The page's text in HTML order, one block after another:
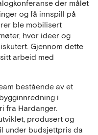
der målet
og få innspill på
ble mobilisert
hvor ideer og
Gjennom dette
arbeid med
bestående av et
i
fra Hardanger.
produsert og
under budsjettpris da